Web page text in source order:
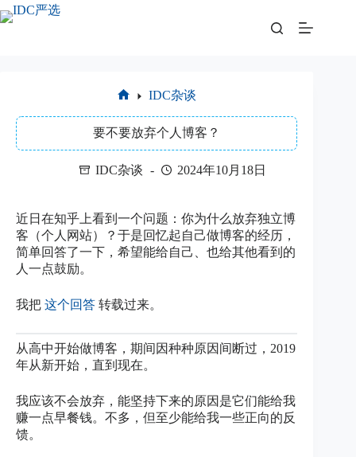
至
页
IDC杂谈
要不要放弃个人博客？
IDC杂谈 2024年10月18日
近日在知乎上看到一个问题：你为什么放弃独立博
客（个人网站）？于是回忆起自己做博客的经历，
简单回答了一下，希望能给自己、也给其他看到的
人一点鼓励。
我把 这个回答 转载过来。
从高中开始做博客，期间因种种原因间断过，2019
年从新开始，直到现在。
我应该不会放弃，能坚持下来的原因是它们能给我
赚一点早餐钱。不多，但至少能给我一些正向的反
馈。